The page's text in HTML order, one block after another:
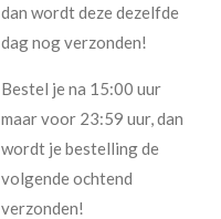
dan wordt deze dezelfde
dag nog verzonden!
Bestel je na 15:00 uur
maar voor 23:59 uur, dan
wordt je bestelling de
volgende ochtend
verzonden!